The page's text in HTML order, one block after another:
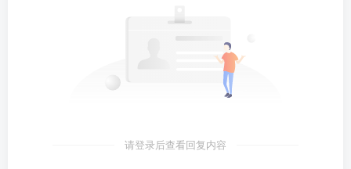
请登录后查看回复内容